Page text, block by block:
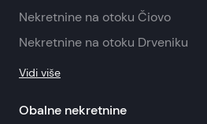
Nekretnine na otoku Čiovo
Nekretnine na otoku Drveniku
Vidi više
Obalne nekretnine